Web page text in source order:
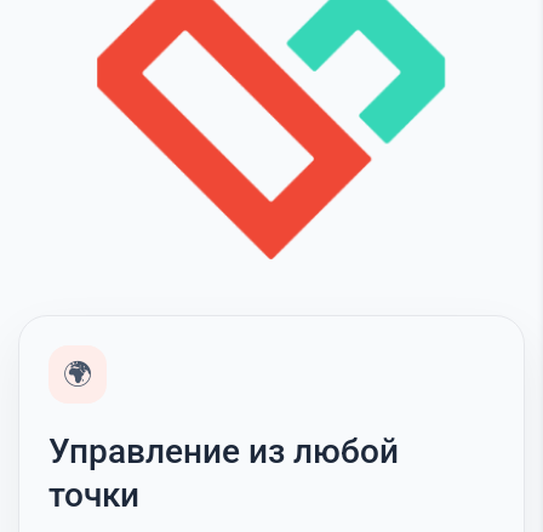
🌍
Управление из любой
точки